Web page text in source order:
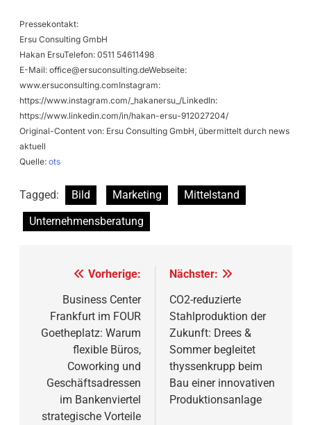
Pressekontakt:
Ersu Consulting GmbH
Hakan ErsuTelefon: 0511 54611498
E-Mail: office@ersuconsulting.deWebseite:
www.ersuconsulting.comInstagram:
https://www.instagram.com/_hakanersu_/LinkedIn:
https://www.linkedin.com/in/hakan-ersu-912027204/
Original-Content von: Ersu Consulting GmbH, übermittelt durch news
aktuell
Quelle: ots
Tagged: Bild Marketing
Mittelstand
Unternehmensberatung
Beitragsnavigation
Vorherige:
Business Center
Frankfurt im FOUR
Goetheplatz: Warum
flexible Büros,
Coworking und
Geschäftsadressen
im Bankenviertel
strategische Vorteile
Nächster:
CO2-reduzierte
Stahlproduktion der
Zukunft: Drees &
Sommer begleitet
thyssenkrupp beim
Bau einer innovativen
Produktionsanlage